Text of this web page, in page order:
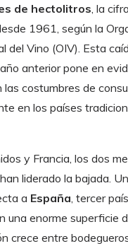
de hectolitros , la
1961, según la
del Vino (OIV). Esta
anterior pone en
costumbres de
en los países
y Francia, los dos
liderado la bajada.
a España , tercer
una enorme superficie
crece entre